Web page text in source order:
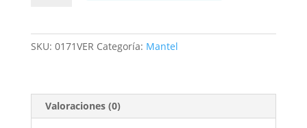
SKU: 0171VER Categoría: Mantel
Valoraciones (0)